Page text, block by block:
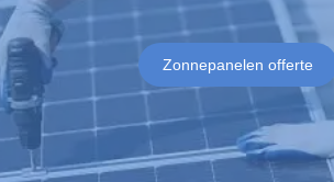
Zonnepanelen offerte